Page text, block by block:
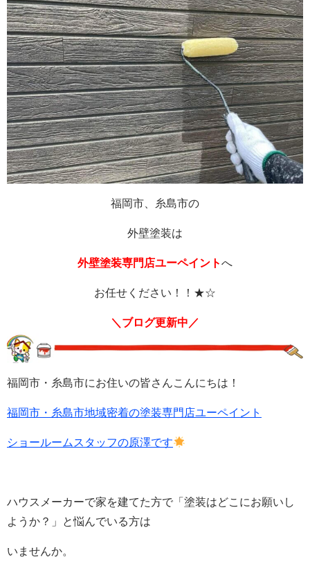
福岡市、糸島市の
外壁塗装は
外壁塗装専門店ユーペイントへ
お任せください！！★☆
＼ブログ更新中／
福岡市・糸島市にお住いの皆さんこんにちは！
福岡市・糸島市地域密着の塗装専門店ユーペイント
ショールームスタッフの原澤です
ハウスメーカーで家を建てた方で「塗装はどこにお願いし
ようか？」と悩んでいる方は
いませんか。